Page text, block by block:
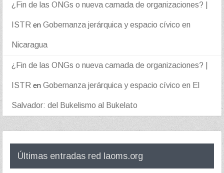
¿Fin de las ONGs o nueva camada de organizaciones? |
ISTR en Gobernanza jerárquica y espacio cívico en
Nicaragua
¿Fin de las ONGs o nueva camada de organizaciones? |
ISTR en Gobernanza jerárquica y espacio cívico en El
Salvador: del Bukelismo al Bukelato
Últimas entradas red laoms.org